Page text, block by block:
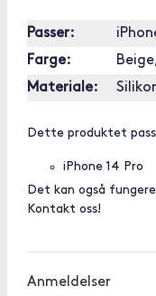
Passer:
Farge:
Materiale:
Dette produktet
iPhone 14 Pro
Det kan også
Kontakt oss!
Anmeldelser